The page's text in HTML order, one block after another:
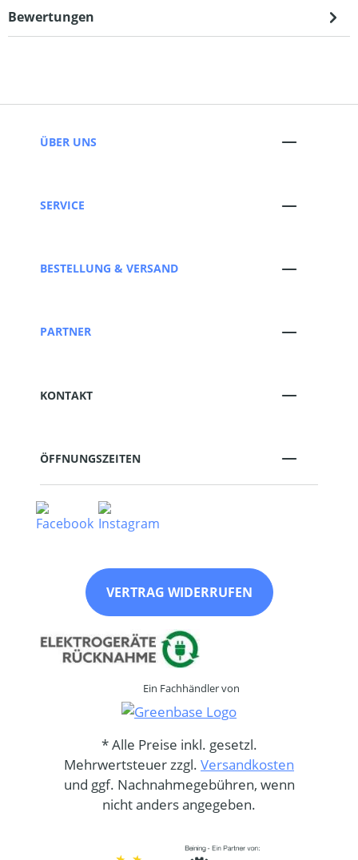
Bewertungen
ÜBER UNS
SERVICE
BESTELLUNG & VERSAND
PARTNER
KONTAKT
ÖFFNUNGSZEITEN
VERTRAG WIDERRUFEN
Ein Fachhändler von
* Alle Preise inkl. gesetzl.
Mehrwertsteuer zzgl. Versandkosten
und ggf. Nachnahmegebühren, wenn
nicht anders angegeben.